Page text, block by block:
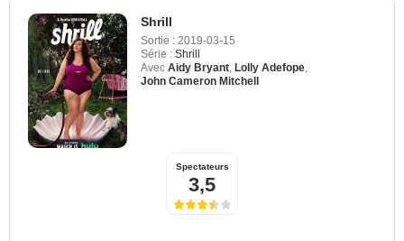
Shrill
Sortie : 2019-03-15
Série : Shrill
Avec Aidy Bryant, Lolly Adefope,
John Cameron Mitchell
Spectateurs
3,5